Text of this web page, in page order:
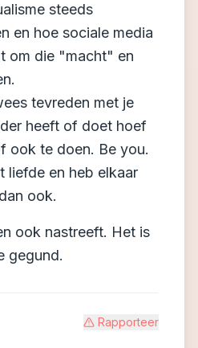
steeds
en hoe sociale media
om die "macht" en
tevreden met je
heeft of doet hoef
ook te doen. Be you.
liefde en heb elkaar
ook.
ook nastreeft. Het is
gegund.
Rapporteer